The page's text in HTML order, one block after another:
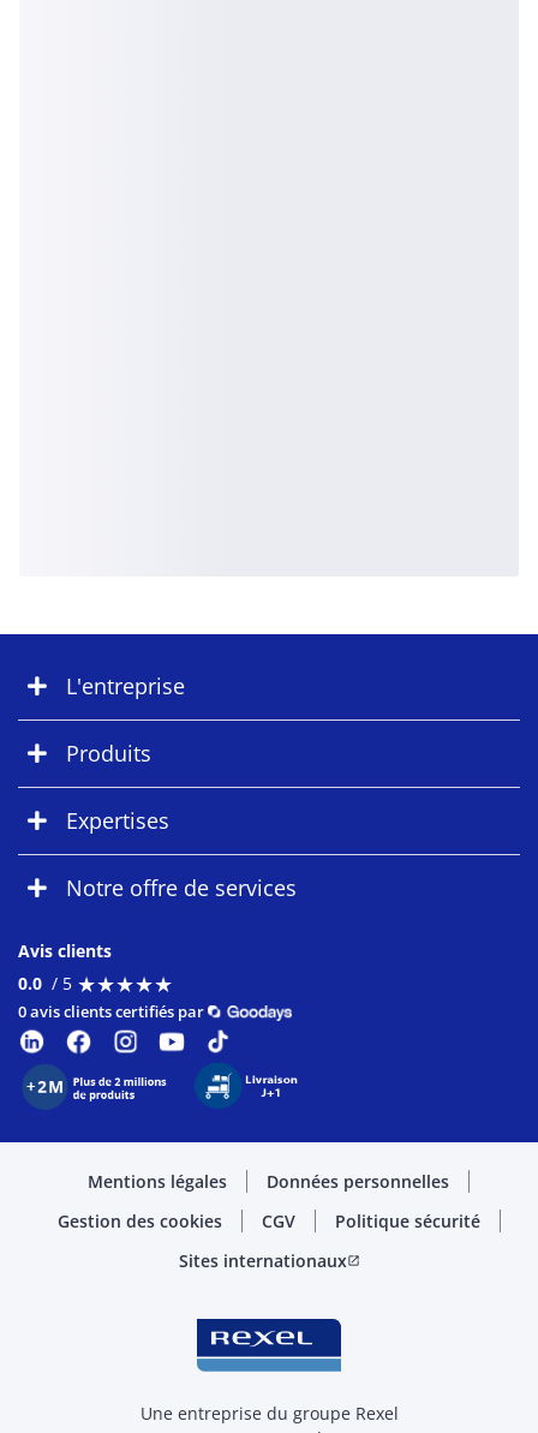
L'entreprise
Produits
Expertises
Notre offre de services
Avis clients
0.0 / 5 ★★★★★
★★★★★
0 avis clients certifiés par
Mentions légales
Données personnelles
Gestion des cookies
CGV
Politique sécurité
Sites internationauxopen_in_new
Une entreprise du groupe Rexel